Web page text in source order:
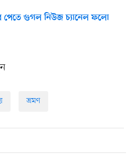
গুগল নিউজ চ্যানেল ফলো
ভ্রমণ